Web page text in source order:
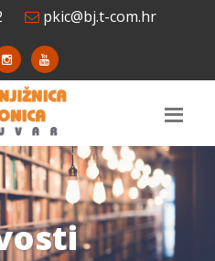
pkic@bj.t-com.hr